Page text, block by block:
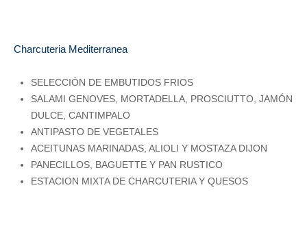
Charcuteria Mediterranea
SELECCIÓN DE EMBUTIDOS FRIOS
SALAMI GENOVES, MORTADELLA, PROSCIUTTO, JAMÓN
DULCE, CANTIMPALO
ANTIPASTO DE VEGETALES
ACEITUNAS MARINADAS, ALIOLI Y MOSTAZA DIJON
PANECILLOS, BAGUETTE Y PAN RUSTICO
ESTACION MIXTA DE CHARCUTERIA Y QUESOS